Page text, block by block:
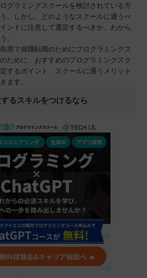
グラミングスクールを検討されている方
。しかし、どのようなスクールに通うべ
ントに注意して選定するべきか、わから
。
県で就職転職のためにプログラミングス
ために、おすすめのプログラミングスク
するポイント、スクールに通うメリット
ます。
するスキルをつけるなら